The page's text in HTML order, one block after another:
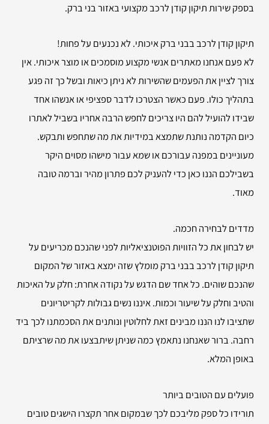
בספק שירות תיקון קודן לרכב מקצועי באזור בני ברק.
תיקון קודן לרכב בבני ברק איכותי. לא נכנעים על פחות!
לא פעם אנחנו מאתרים אנשי מקצוע מוסמכים או מוצר איכותי. אין
צורך לציין את הפעמים שהשירות לא ניתן כיאות ובשל כך זה פגע
בתהליך כולו. פעם כאשר הצטרכו לדבר ספציפי או אנשהו אחד
שבידו להועיל להם היו צריכים לחפש הרבה אחריו בשביל לאתרו
כיום הקדמה נותנת שתמצא במידיות את מה שתחפש ותבקש.
מעוניינים במפנה עבורכם או שמא עבור מישהו מסוים היקר
בשבילכם הננו כאן כדי להעניק לכם פתרון מהיר וברמה טובה
מאוד.
מדדים לבחירה חכמה.
יש לבחון את כל הזוויות הפוטנציאליות לפני שהנכם מכריעים על
תיקון קודן לרכב בבני ברק מומלץ שזה ימצא באזור של המקום
שהנכם שוהים. כל אחד שם הדגש על נקודה אחרת: חלק על האיכות
והטיב וחלק על שיעור וכמות. איננו נשים גבולות לקריטריונים
שתציבו לנו הננו מבינים זאת לחלוטין ונותנים את הסכמתנו לכך ביד
רחבה. ברור שאנחנו נתאמץ כמה שניתן שיתבצעו את מה שרציתם
באופן המלא.
פועלים עם הטובים ביותר
תורידו כל ספק מליבכם לכך שבמקום אחר תקצרו הישגים טובים